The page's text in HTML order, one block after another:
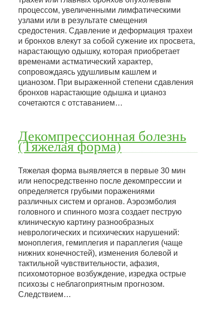
процессом, увеличенными лимфатическими
узлами или в результате смещения
средостения. Сдавление и деформация трахеи
и бронхов влекут за собой сужение их просвета,
нарастающую одышку, которая приобретает
временами астматический характер,
сопровождаясь удушливым кашлем и
цианозом. При выраженной степени сдавления
бронхов нарастающие одышка и цианоз
сочетаются с отставанием…
Декомпрессионная болезнь
(Тяжелая форма)
Тяжелая форма выявляется в первые 30 мин
или непосредственно после декомпрессии и
определяется грубыми поражениями
различных систем и органов. Аэроэмболия
головного и спинного мозга создает пеструю
клиническую картину разнообразных
неврологических и психических нарушений:
моноплегия, гемиплегия и параплегия (чаще
нижних конечностей), изменения болевой и
тактильной чувствительности, афазия,
психомоторное возбуждение, изредка острые
психозы с неблагоприятным прогнозом.
Следствием…